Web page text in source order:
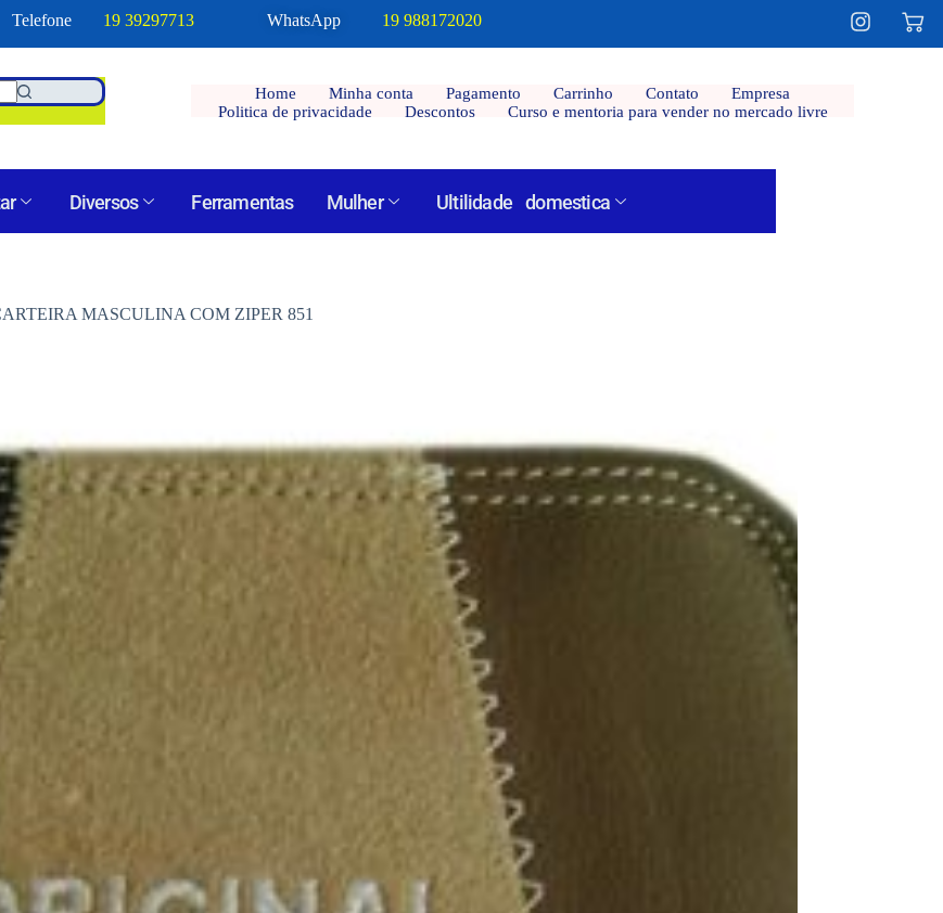
Telefone 19 39297713 WhatsApp 19 988172020
Home Minha conta Pagamento Carrinho Contato
Empresa
Politica de privacidade
Descontos Curso e mentoria para vender no mercado livre
Diversos Ferramentas Mulher Ultilidade domestica
MASCULINA COM ZIPER 851